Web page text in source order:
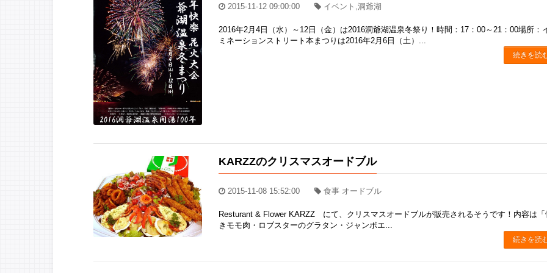
2015-11-12 09:00:00 イベント,洞爺湖
2016年2月4日（水）～12日（金）は2016洞爺湖温泉冬祭り！時間：17：00～21：00場所：
ミネーションストリート本まつりは2016年2月6日（土）...
続きを読
KARZZのクリスマスオードブル
2015-11-08 15:52:00 食事 オードブル
Resturant & Flower KARZZ にて、クリスマスオードブルが販売されるそうです！内容は「
きモモ肉・ロブスターのグラタン・ジャンボエ...
続きを読